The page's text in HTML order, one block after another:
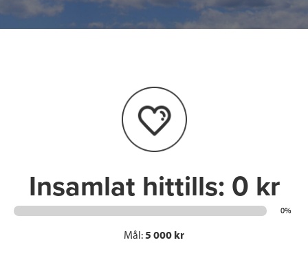
e
I
n
Insamlat hittills: 0 kr
0%
Mål:5 000 kr